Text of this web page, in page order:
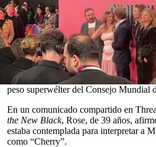
seconds
seconds
Ruby Rose arremetió el martes contra
diatriba en las redes sociales sobre su
biográfica de boxeo,Christy.
Dirigida por David Michôd y estrenada
eldramadeportivo está protagonizado
en el papel de la leyenda del boxeo
compitió en el ring de 1989 a 2012 y
peso superwélter del Consejo Mundial
En un comunicado compartido en
the New Black, Rose, de 39 años,
estaba contemplada para interpretar a
como “Cherry”.